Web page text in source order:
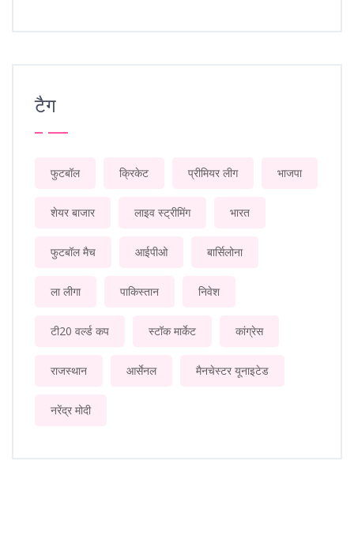
टैग
फुटबॉल क्रिकेट प्रीमियर लीग भाजपा
शेयर बाजार लाइव स्ट्रीमिंग भारत
फुटबॉल मैच आईपीओ बार्सिलोना
ला लीगा पाकिस्तान निवेश
टी20 वर्ल्ड कप स्टॉक मार्केट कांग्रेस
राजस्थान आर्सेनल मैनचेस्टर यूनाइटेड
नरेंद्र मोदी